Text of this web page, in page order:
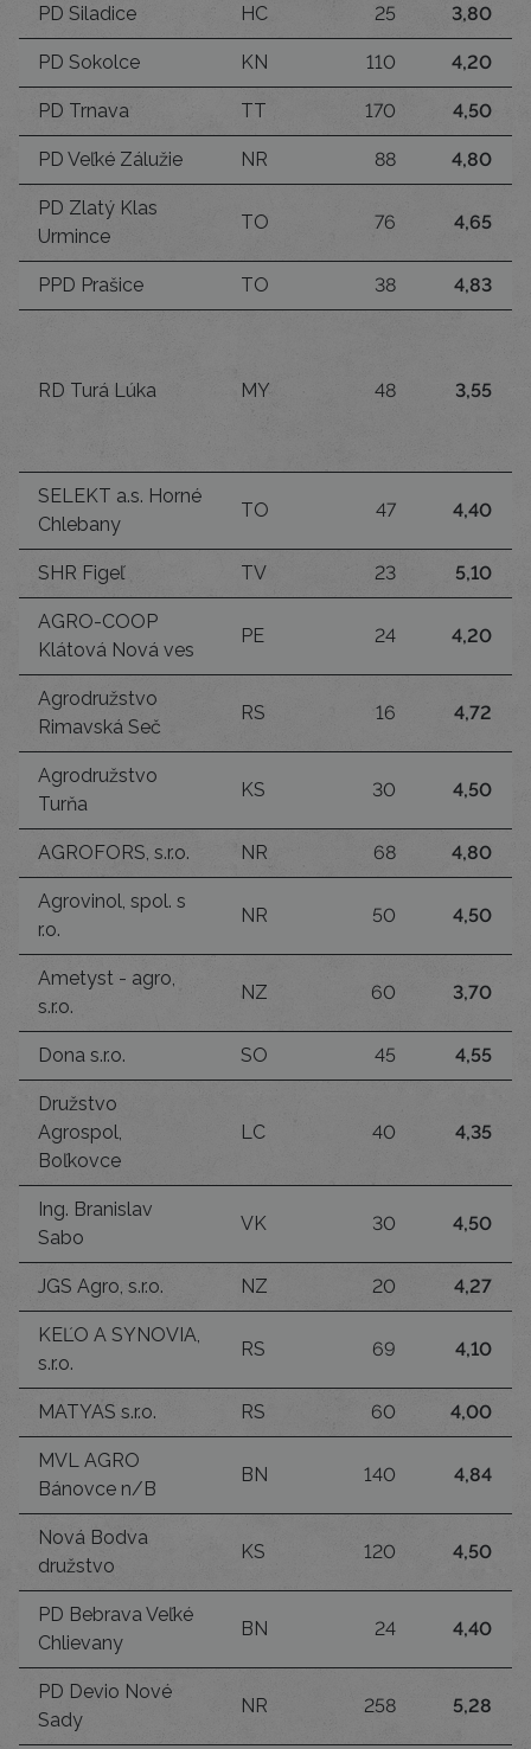
PD Siladice HC 25 3,80
PD Sokolce KN 110 4,20
PD Trnava TT 170 4,50
PD Veľké Zálužie NR 88 4,80
PD Zlatý Klas
Urmince
TO 76 4,65
PPD Prašice TO 38 4,83
RD Turá Lúka MY 48 3,55
SELEKT a.s. Horné
Chlebany
TO 47 4,40
SHR Figeľ TV 23 5,10
AGRO-COOP
Klátová Nová ves
PE 24 4,20
Agrodružstvo
Rimavská Seč
RS 16 4,72
Agrodružstvo
Turňa
KS 30 4,50
AGROFORS, s.r.o. NR 68 4,80
Agrovinol, spol. s
r.o.
NR 50 4,50
Ametyst - agro,
s.r.o.
NZ 60 3,70
Dona s.r.o. SO 45 4,55
Družstvo
Agrospol,
Boľkovce
LC 40 4,35
Ing. Branislav
Sabo
VK 30 4,50
JGS Agro, s.r.o. NZ 20 4,27
KEĽO A SYNOVIA,
s.r.o.
RS 69 4,10
MATYAS s.r.o. RS 60 4,00
MVL AGRO
Bánovce n/B
BN 140 4,84
Nová Bodva
družstvo
KS 120 4,50
PD Bebrava Veľké
Chlievany
BN 24 4,40
PD Devio Nové
Sady
NR 258 5,28